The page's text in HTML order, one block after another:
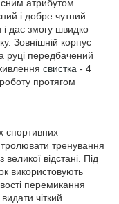
атрибутом
і добре чутний
дає змогу швидко
Зовнішній корпус
руці передбачений
свистка - 4
протягом
спортивних
тренування
відстані. Під
використовують
перемикання
чіткий